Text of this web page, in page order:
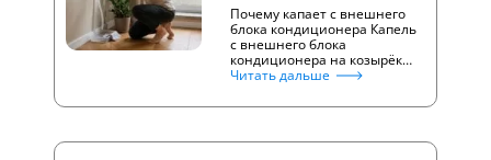
Почему капает с внешнего
блока кондиционера Капель
с внешнего блока
кондиционера на козырёк…
Читать дальше